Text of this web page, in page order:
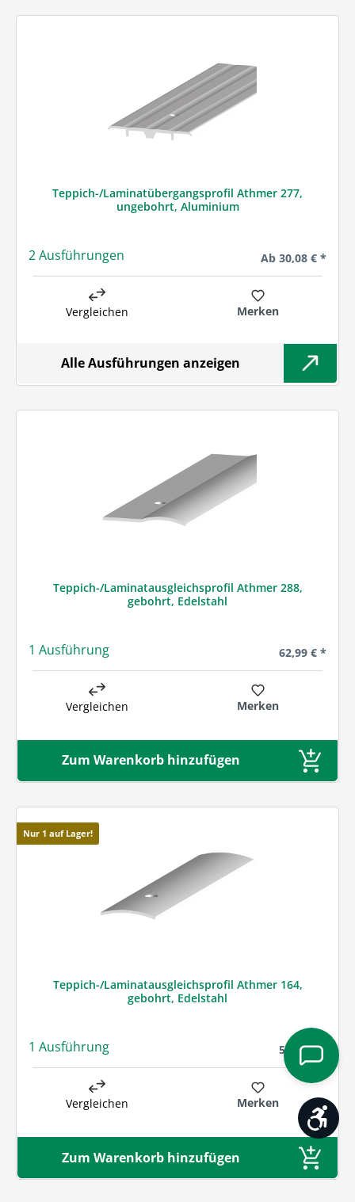
Teppich-/Laminatübergangsprofil Athmer 277,
ungebohrt, Aluminium
2 Ausführungen Regulärer Preis:
Ab 30,08 € *
Vergleichen Merken
Alle Ausführungen anzeigen
Teppich-/Laminatausgleichsprofil Athmer 288,
gebohrt, Edelstahl
1 Ausführung Regulärer
62,99 € *
Vergleichen Merken
Zum Warenkorb hinzufügen
Nur 1 auf Lager!
Teppich-/Laminatausgleichsprofil Athmer 164,
gebohrt, Edelstahl
1 Ausführung Regulärer
57,51 € *
Vergleichen Merken
Zum Warenkorb hinzufügen